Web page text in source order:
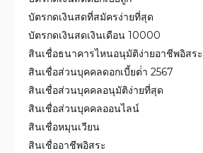
บัตรกดเงินสดที่สมัครง่ายที่สุด
บัตรกดเงินสดเงินเดือน 10000
สินเชื่อธนาคารไหนอนุมัติง่ายอาชีพอิสระ
สินเชื่อส่วนบุคคลดอกเบี้ยต่ํา 2567
สินเชื่อส่วนบุคคลอนุมัติง่ายที่สุด
สินเชื่อส่วนบุคคลออนไลน์
สินเชื่อหมุนเวียน
สินเชื่ออาชีพอิสระ